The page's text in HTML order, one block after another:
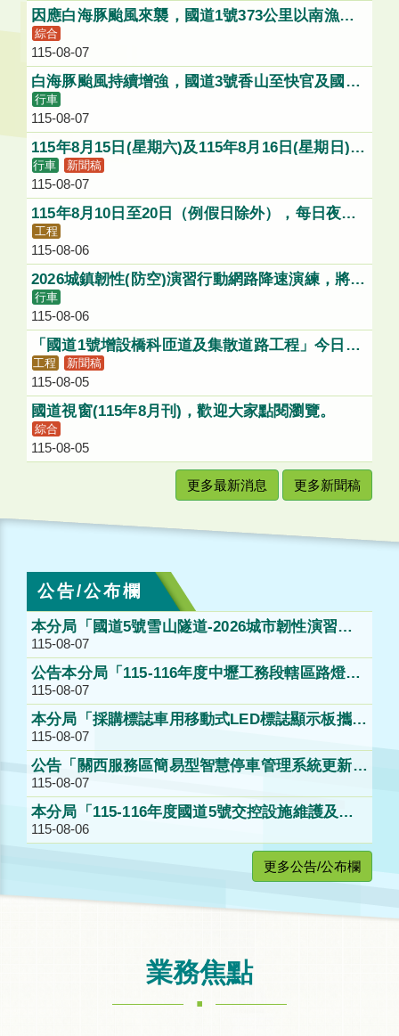
因應白海豚颱風來襲，國道1號373公里以南漁港
高架路段最高速限需配合降低、禁行大型車或路段
封閉等管制
綜合
115-08-07
白海豚颱風持續增強，國道3號香山至快官及國道
4號清水端-豐勢，將可能採降速管制
行車
115-08-07
115年8月15日(星期六)及115年8月16日(星期日)，
每日8時至18時，施工封閉國道1號漁港高架（373
k+400~374k+320）及新生高架雙向全線(373k漁
港路(草衙路)出入口維持通行)，用路人請配合改
道行駛。
行車 新聞稿
115-08-07
115年8月10日至20日（例假日除外），每日夜間1
1時至翌日上午6時，施工封閉台64五股交流道聯
絡道進入國1北向入口匝道
工程
115-08-06
2026城鎮韌性(防空)演習行動網路降速演練，將影
響1968服務，請多加利用各類管道查詢國道路況
行車
115-08-06
「國道1號增設橋科匝道及集散道路工程」今日動
土，打造「大南方新矽谷」健全聯外路網
工程 新聞稿
115-08-05
國道視窗(115年8月刊)，歡迎大家點閱瀏覽。
綜合
115-08-05
更多最新消息 更多新聞稿
公告/公布欄
本分局「國道5號雪山隧道-2026城市韌性演習」
公告決標。
115-08-07
公告本分局「115-116年度中壢工務段轄區路燈巡
查維護及後續擴充工作」第2次公開招標。
115-08-07
本分局「採購標誌車用移動式LED標誌顯示板攜帶
型（含配置）」公開取得報價單公告。
115-08-07
公告「關西服務區簡易型智慧停車管理系統更新採
購案」第1次公開招標公告。
115-08-07
本分局「115-116年度國道5號交控設施維護及後
續擴充工作」案第2次公開招標公告。
115-08-06
更多公告/公布欄
業務焦點
.